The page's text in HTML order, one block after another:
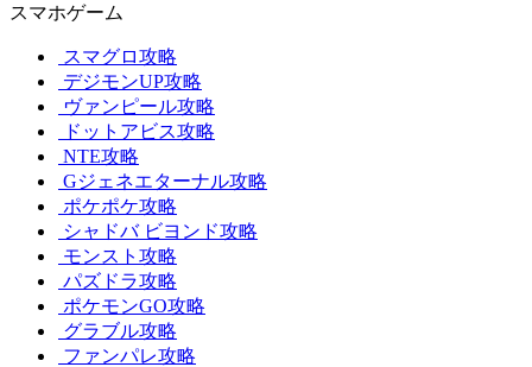
スマホゲーム
スマグロ攻略
デジモンUP攻略
ヴァンピール攻略
ドットアビス攻略
NTE攻略
Gジェネエターナル攻略
ポケポケ攻略
シャドバ ビヨンド攻略
モンスト攻略
パズドラ攻略
ポケモンGO攻略
グラブル攻略
ファンパレ攻略